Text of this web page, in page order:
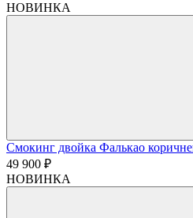
НОВИНКА
Смокинг двойка Фалькао
49 900 ₽
НОВИНКА